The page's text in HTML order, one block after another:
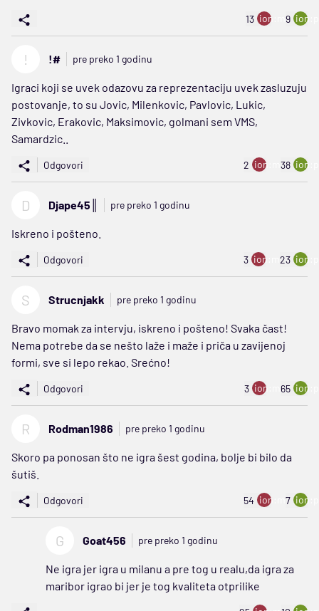
13 ion:minus
9
! !# pre preko 1 godinu
Igraci koji se uvek odazovu za reprezentaciju uvek zasluzuju
postovanje, to su Jovic, Milenkovic, Pavlovic, Lukic,
Zivkovic, Erakovic, Maksimovic, golmani sem VMS,
Samardzic..
Odgovori 2 ion:minus
38
D Djape45║ pre preko 1 godinu
Iskreno i pošteno.
Odgovori 3 ion:minus
23
S Strucnjakk pre preko 1 godinu
Bravo momak za intervju, iskreno i pošteno! Svaka čast!
Nema potrebe da se nešto laže i maže i priča u zavijenoj
formi, sve si lepo rekao. Srećno!
Odgovori 3 ion:minus
65
R Rodman1986 pre preko 1 godinu
Skoro pa ponosan što ne igra šest godina, bolje bi bilo da
šutiš.
Odgovori 54 ion:minus
7
G Goat456 pre preko 1 godinu
Ne igra jer igra u milanu a pre tog u realu,da igra za
maribor igrao bi jer je tog kvaliteta otprilike